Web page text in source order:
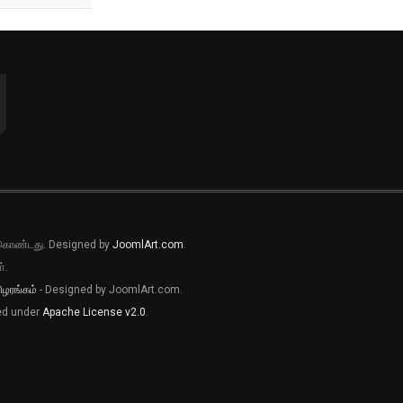
கொண்டது. Designed by JoomlArt.com.
- Designed by JoomlArt.com.
under Apache License v2.0.